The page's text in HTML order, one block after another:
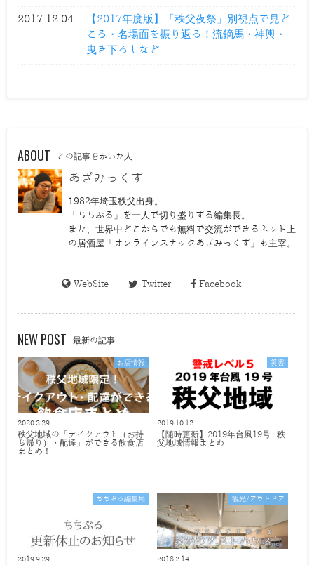
2017.12.04
【2017年度版】「秩父夜祭」別視点で見ど
ころ・名場面を振り返る！流鏑馬・神輿・
曳き下ろしなど
ABOUT この記事をかいた人
あざみっくす
1982年埼玉秩父出身。
「ちちぶる」を一人で切り盛りする編集長。
また、世界中どこからでも無料で交流ができるネット上
の居酒屋「オンラインスナックあざみっくす」も主宰。
WebSite Twitter Facebook
NEW POST 最新の記事
お店情報
2020.3.29
秩父地域の「テイクアウト（お持
ち帰り）・配達」ができる飲食店
まとめ！
災害
2019.10.12
【随時更新】2019年台風19号 秩
父地域情報まとめ
ちちぶる編集局
2019.9.29
観光/アウトドア
2018.2.14